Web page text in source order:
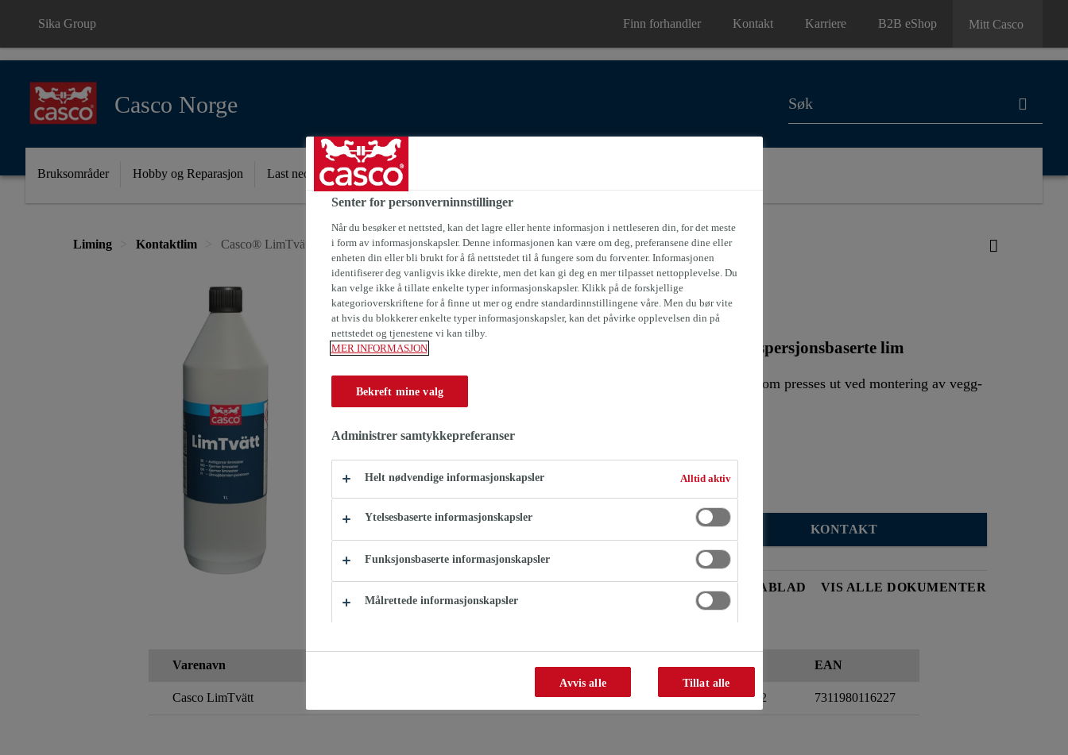
Sika Group Finn forhandler Kontakt Karriere B2B eShop Mitt Casco
Casco Norge
Bruksområder Hobby og Reparasjon Last ned dokumenter Referanseprosjekter
Liming Kontaktlim Casco® LimTvätt
Casco® LimTvätt
Rengjøring og fjerning av rester av kontakt- og dispersjonsbaserte lim
Vannoppløselig
KONTAKT
SIKKERHETSDATABLAD VIS ALLE DOKUMENTER
Varenavn Varenr Nobbr EAN
Casco LimTvätt 493878 21256722 7311980116227
Senter for personverninnstillinger
Når du besøker et nettsted, kan det lagre eller hente informasjon i nettleseren din, for det meste
i form av informasjonskapsler. Denne informasjonen kan være om deg, preferansene dine eller
enheten din eller bli brukt for å få nettstedet til å fungere som du forventer. Informasjonen
identifiserer deg vanligvis ikke direkte, men det kan gi deg en mer tilpasset nettopplevelse. Du
kan velge ikke å tillate enkelte typer informasjonskapsler. Klikk på de forskjellige
kategorioverskriftene for å finne ut mer og endre standardinnstillingene våre. Men du bør vite
at hvis du blokkerer enkelte typer informasjonskapsler, kan det påvirke opplevelsen din på
nettstedet og tjenestene vi kan tilby.
MER INFORMASJON
Bekreft mine valg
Administrer samtykkepreferanser
Helt nødvendige informasjonskapsler Alltid aktiv
Ytelsesbaserte informasjonskapsler
Funksjonsbaserte informasjonskapsler
Målrettede informasjonskapsler
Avvis alle Tillat alle